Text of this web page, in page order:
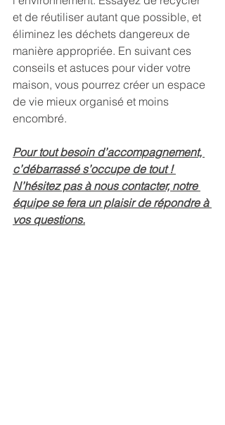
et de réutiliser autant que possible, et
éliminez les déchets dangereux de
manière appropriée. En suivant ces
conseils et astuces pour vider votre
maison, vous pourrez créer un espace
de vie mieux organisé et moins
encombré.
Pour tout besoin d’accompagnement,
c’débarrassé s’occupe de tout !
N’hésitez pas à nous contacter, notre
équipe se fera un plaisir de répondre à
vos questions.